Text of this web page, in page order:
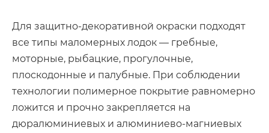
Для защитно-декоративной окраски подходят
все типы маломерных лодок — гребные,
моторные, рыбацкие, прогулочные,
плоскодонные и палубные. При соблюдении
технологии полимерное покрытие равномерно
ложится и прочно закрепляется на
дюралюминиевых и алюминиево-магниевых